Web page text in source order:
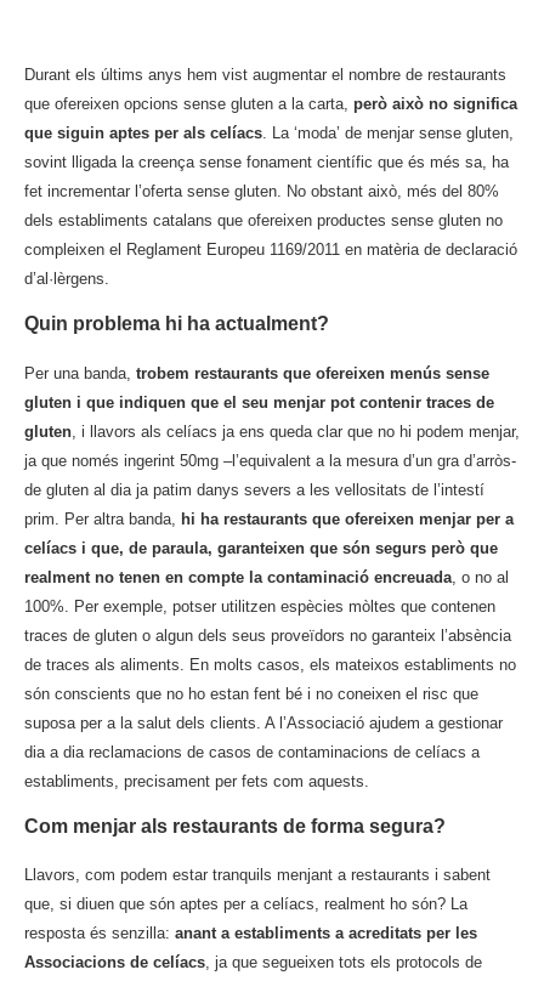
Durant els últims anys hem vist augmentar el nombre de restaurants
que ofereixen opcions sense gluten a la carta, però això no significa
que siguin aptes per als celíacs
La ‘moda’ de menjar sense gluten,
sovint lligada la creença sense fonament científic que és més sa, ha
fet incrementar l’oferta sense gluten. No obstant això, més del 80%
dels establiments catalans que ofereixen productes sense gluten no
compleixen el Reglament Europeu 1169/2011 en matèria de declaració
d’al·lèrgens.
Quin problema hi ha actualment?
Per una banda, trobem restaurants que ofereixen menús sense
gluten i que indiquen que el seu menjar pot contenir traces de
gluten , i llavors als celíacs ja ens queda clar que no hi podem menjar,
ja que només ingerint 50mg –l’equivalent a la mesura d’un gra d’arròs-
de gluten al dia ja patim danys severs a les vellositats de l’intestí
prim. Per altra banda, hi ha restaurants que ofereixen menjar per a
celíacs i que, de paraula, garanteixen que són segurs però que
realment no tenen en compte la contaminació encreuada , o no al
100%. Per exemple, potser utilitzen espècies mòltes que contenen
traces de gluten o algun dels seus proveïdors no garanteix l’absència
de traces als aliments. En molts casos, els mateixos establiments no
són conscients que no ho estan fent bé i no coneixen el risc que
suposa per a la salut dels clients. A l’Associació ajudem a gestionar
dia a dia reclamacions de casos de contaminacions de celíacs a
establiments, precisament per fets com aquests.
Com menjar als restaurants de forma segura?
Llavors, com podem estar tranquils menjant a restaurants i sabent
que, si diuen que són aptes per a celíacs, realment ho són? La
resposta és senzilla: anant a establiments a acreditats per les
Associacions de celíacs, ja que segueixen tots els protocols de